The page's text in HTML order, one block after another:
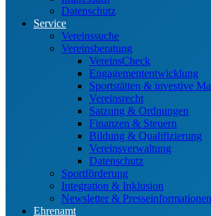
Datenschutz
Service
Vereinssuche
Vereinsberatung
VereinsCheck
Engagemententwicklung
Sportstätten & investive
Vereinsrecht
Satzung & Ordnungen
Finanzen & Steuern
Bildung & Qualifizierung
Vereinsverwaltung
Datenschutz
Sportförderung
Integration & Inklusion
Newsletter & Presseinformationen
Ehrenamt